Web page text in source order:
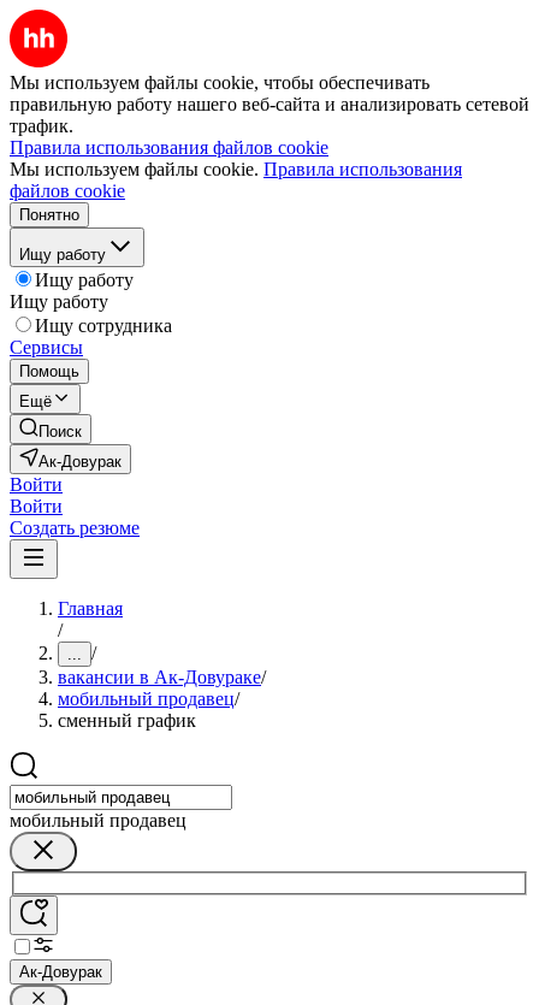
Мы используем файлы cookie, чтобы обеспечивать
правильную работу нашего веб-сайта и анализировать сетевой
трафик.
Правила использования файлов cookie
Мы используем файлы cookie. Правила использования
файлов cookie
Понятно
Ищу работу
Ищу работу
Ищу работу
Ищу сотрудника
Сервисы
Помощь
Ещё
Поиск
Ак-Довурак
Войти
Войти
Создать резюме
Главная
/
... /
вакансии в Ак-Довураке/
мобильный продавец/
сменный график
мобильный продавец
Ак-Довурак